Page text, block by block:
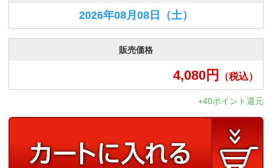
2026年08月08日 （土）
販売価格
4,080円 （税込）
+40ポイント還元